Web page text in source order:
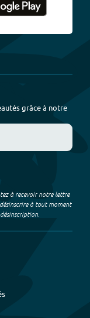
grâce à notre
à recevoir notre lettre
à tout moment